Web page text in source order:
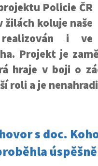
Policie ČR
koluje naše
i ve
Projekt je
hraje v boji o
roli a je
s doc.